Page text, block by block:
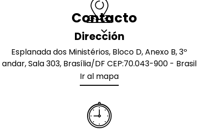
Contacto
Dirección
Esplanada dos Ministérios, Bloco D, Anexo B, 3º
andar, Sala 303, Brasília/DF CEP:70.043-900 - Brasil
Ir al mapa